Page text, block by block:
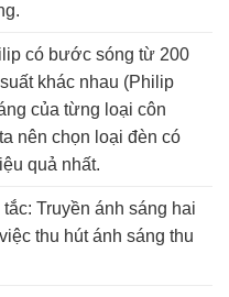
có bước sóng từ 200
khác nhau (Philip
của từng loại côn
nên chọn loại đèn có
quả nhất.
Truyền ánh sáng hai
thu hút ánh sáng thu